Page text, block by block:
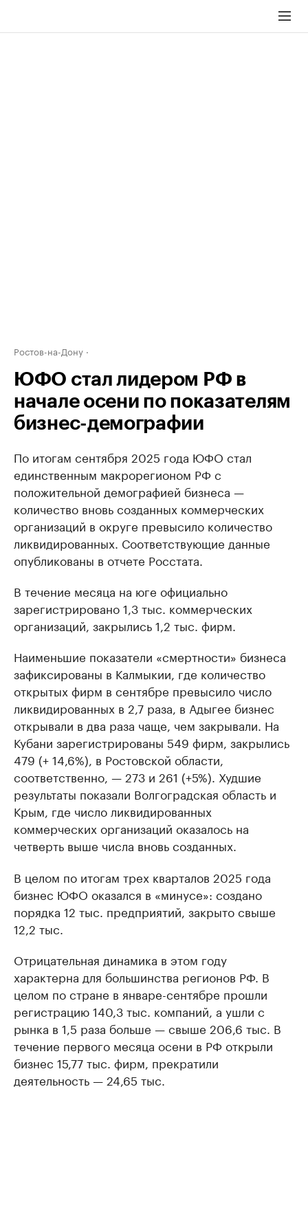
Ростов-на-Дону
ЮФО стал лидером РФ в
начале осени по показателям
бизнес-демографии
По итогам сентября 2025 года ЮФО стал
единственным макрорегионом РФ с
положительной демографией бизнеса —
количество вновь созданных коммерческих
организаций в округе превысило количество
ликвидированных. Соответствующие данные
опубликованы в отчете Росстата.
В течение месяца на юге официально
зарегистрировано 1,3 тыс. коммерческих
организаций, закрылись 1,2 тыс. фирм.
Наименьшие показатели «смертности» бизнеса
зафиксированы в Калмыкии, где количество
открытых фирм в сентябре превысило число
ликвидированных в 2,7 раза, в Адыгее бизнес
открывали в два раза чаще, чем закрывали. На
Кубани зарегистрированы 549 фирм, закрылись
479 (+ 14,6%), в Ростовской области,
соответственно, — 273 и 261 (+5%). Худшие
результаты показали Волгоградская область и
Крым, где число ликвидированных
коммерческих организаций оказалось на
четверть выше числа вновь созданных.
В целом по итогам трех кварталов 2025 года
бизнес ЮФО оказался в «минусе»: создано
порядка 12 тыс. предприятий, закрыто свыше
12,2 тыс.
Отрицательная динамика в этом году
характерна для большинства регионов РФ. В
целом по стране в январе-сентябре прошли
регистрацию 140,3 тыс. компаний, а ушли с
рынка в 1,5 раза больше — свыше 206,6 тыс. В
течение первого месяца осени в РФ открыли
бизнес 15,77 тыс. фирм, прекратили
деятельность — 24,65 тыс.